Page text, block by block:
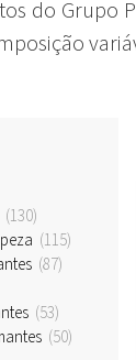
do Grupo
130
115
87
53
50